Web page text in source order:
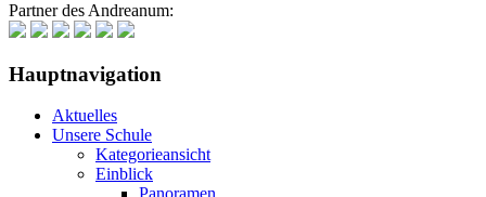
Partner des Andreanum:
Hauptnavigation
Aktuelles
Unsere Schule
Kategorieansicht
Einblick